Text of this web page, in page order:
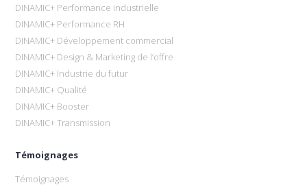
DINAMIC+ Performance industrielle
DINAMIC+ Performance RH
DINAMIC+ Développement commercial
DINAMIC+ Design & Marketing de l’offre
DINAMIC+ Industrie du futur
DINAMIC+ Qualité
DINAMIC+ Booster
DINAMIC+ Transmission
Témoignages
Témoignages